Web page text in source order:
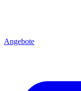
Angebote